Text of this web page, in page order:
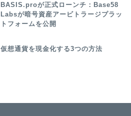
BASIS.proが正式ローンチ：Base58
Labsが暗号資産アービトラージプラッ
トフォームを公開
仮想通貨を現金化する3つの方法